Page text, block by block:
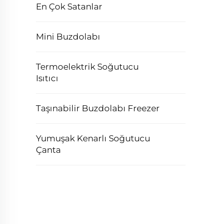
En Çok Satanlar
Mini Buzdolabı
Termoelektrik Soğutucu
Isıtıcı
Taşınabilir Buzdolabı Freezer
Yumuşak Kenarlı Soğutucu
Çanta